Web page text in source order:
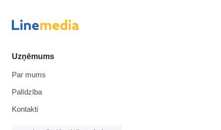
Uzņēmums
Par mums
Palīdzība
Kontakti